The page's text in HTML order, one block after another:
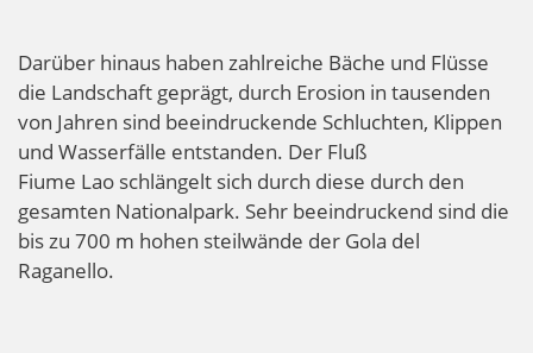
Darüber hinaus haben zahlreiche Bäche und Flüsse
die Landschaft geprägt, durch Erosion in tausenden
von Jahren sind beeindruckende Schluchten, Klippen
und Wasserfälle entstanden. Der Fluß
Fiume Lao schlängelt sich durch diese durch den
gesamten Nationalpark. Sehr beeindruckend sind die
bis zu 700 m hohen steilwände der Gola del
Raganello.